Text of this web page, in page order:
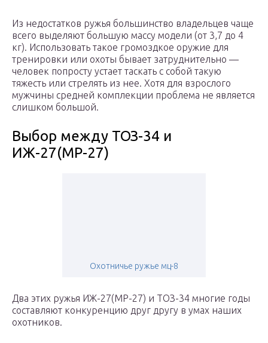
Из недостатков ружья большинство владельцев чаще
всего выделяют большую массу модели (от 3,7 до 4
кг). Использовать такое громоздкое оружие для
тренировки или охоты бывает затруднительно —
человек попросту устает таскать с собой такую
тяжесть или стрелять из нее. Хотя для взрослого
мужчины средней комплекции проблема не является
слишком большой.
Выбор между ТОЗ-34 и
ИЖ-27(МР-27)
Охотничье ружье мц-8
Два этих ружья ИЖ-27(МР-27) и ТОЗ-34 многие годы
составляют конкуренцию друг другу в умах наших
охотников.